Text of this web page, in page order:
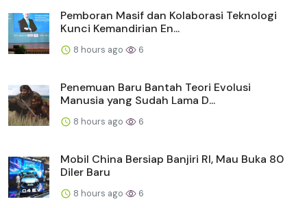
Pemboran Masif dan Kolaborasi Teknologi
Kunci Kemandirian En...
8 hours ago 6
Penemuan Baru Bantah Teori Evolusi
Manusia yang Sudah Lama D...
8 hours ago 6
Mobil China Bersiap Banjiri RI, Mau Buka 80
Diler Baru
8 hours ago 6